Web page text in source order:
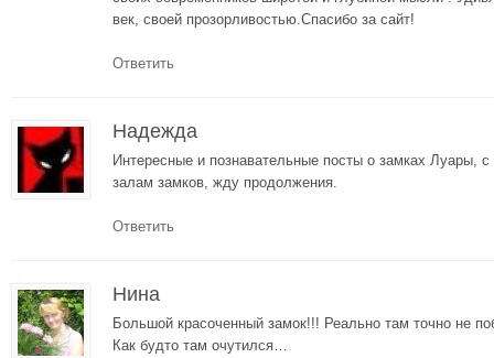
век, своей прозорливостью.Спасибо за сайт!
Ответить
Надежда
Интересные и познавательные посты о замках Луары, с
залам замков, жду продолжения.
Ответить
Нина
Большой красоченный замок!!! Реально там точно не
Как будто там очутился…